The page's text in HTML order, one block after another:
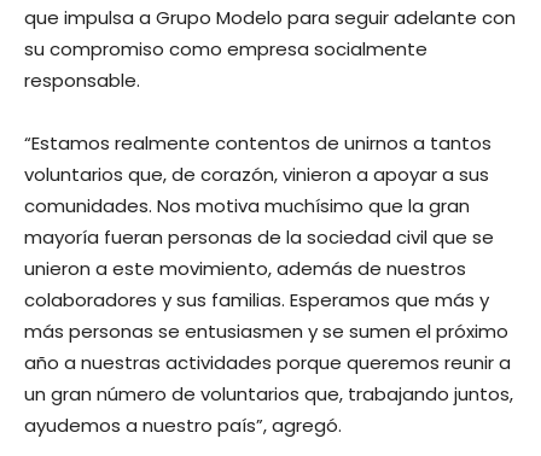
que impulsa a Grupo Modelo para seguir adelante con
su compromiso como empresa socialmente
responsable.
“Estamos realmente contentos de unirnos a tantos
voluntarios que, de corazón, vinieron a apoyar a sus
comunidades. Nos motiva muchísimo que la gran
mayoría fueran personas de la sociedad civil que se
unieron a este movimiento, además de nuestros
colaboradores y sus familias. Esperamos que más y
más personas se entusiasmen y se sumen el próximo
año a nuestras actividades porque queremos reunir a
un gran número de voluntarios que, trabajando juntos,
ayudemos a nuestro país”, agregó.